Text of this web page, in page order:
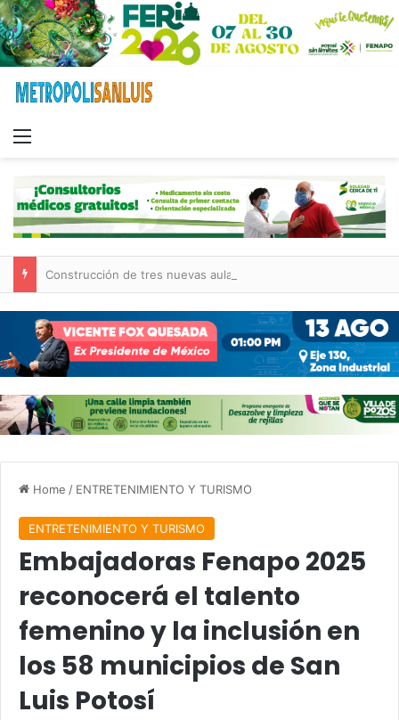
Home / ENTRETENIMIENTO Y TURISMO
ENTRETENIMIENTO Y TURISMO
Embajadoras Fenapo 2025
reconocerá el talento
femenino y la inclusión en
los 58 municipios de San
Luis Potosí